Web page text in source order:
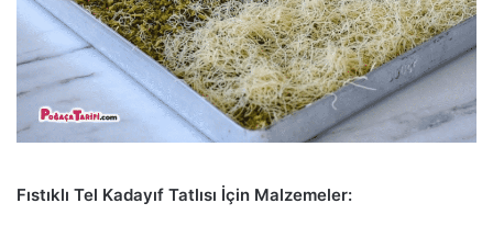
Fıstıklı Tel Kadayıf Tatlısı İçin Malzemeler: